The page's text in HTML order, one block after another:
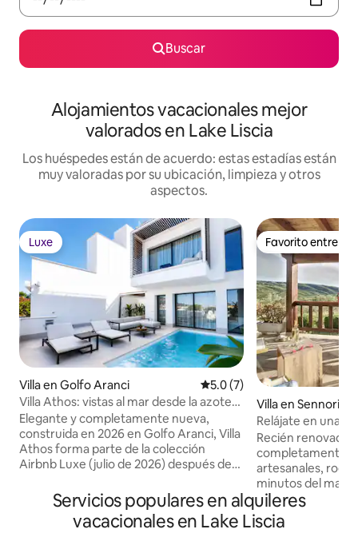
Buscar
Alojamientos vacacionales mejor
valorados en Lake Liscia
Los huéspedes están de acuerdo: estas estadías están
muy valoradas por su ubicación, limpieza y otros
aspectos.
Luxe
Luxe
Villa en Golfo Aranci Calificación promedio: 5.0
5.0 (7)
Villa Athos: vistas al mar desde la azotea
y piscina de chorros
Elegante y completamente nueva,
construida en 2026 en Golfo Aranci, Villa
Athos forma parte de la colección
Airbnb Luxe (julio de 2026) después de
privada en la azotea: vistas panorámicas
al mar, asientos de descanso,
atardeceres • Piscina de chorro, cocina al
Favorito entre
Favorito entre
Villa en Sennori
Relájate en una
jacuzzi privado
Recién renovado,
completamente
artesanales,
minutos del mar.
comodidades
rústico único,
relajante. Disfruta de la serenidad
Servicios populares en alquileres
vacacionales en Lake Liscia